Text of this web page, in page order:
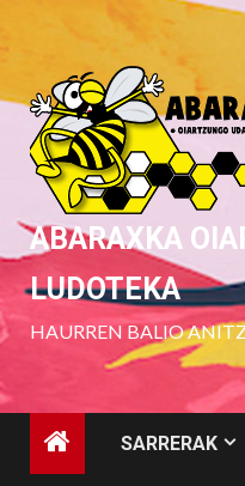
to
content
ABARAXKA
LUDOTEKA
HAURREN BALIO
SARRERAK